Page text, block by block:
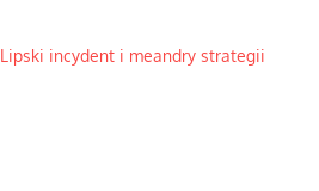
Lipski incydent i meandry strategii